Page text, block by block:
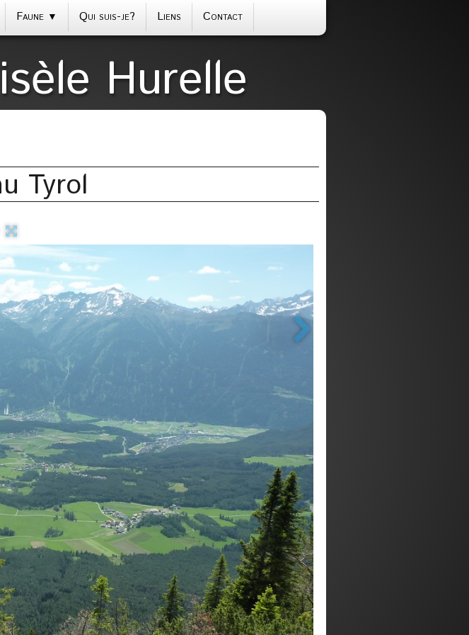
Faune ▼ Qui suis-je? Liens Contact
Hurelle
Tyrol